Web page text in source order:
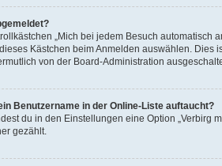
„Mich bei jedem Besuch
Kästchen beim Anmelden auswählen.
von der Board-Administration
Benutzername in der Online-Liste auftaucht?
du in den Einstellungen eine Option
gezählt.